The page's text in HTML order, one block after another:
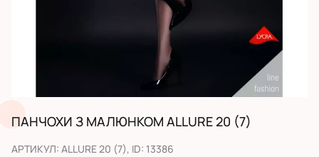
ПАНЧОХИ З МАЛЮНКОМ ALLURE 20 (7)
АРТИКУЛ: ALLURE 20 (7), ID: 13386